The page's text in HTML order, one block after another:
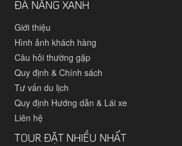
ĐÀ NẴNG XANH
Giới thiệu
Hình ảnh khách hàng
Câu hỏi thường gặp
Quy định & Chính sách
Tư vấn du lịch
Quy định Hướng dẫn & Lái xe
Liên hệ
TOUR ĐẶT NHIỀU NHẤT